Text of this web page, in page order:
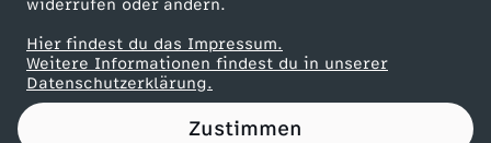
widerrufen oder ändern.
Hier findest du das Impressum.
Weitere Informationen findest du in unserer
Datenschutzerklärung.
Zustimmen
r
Partner